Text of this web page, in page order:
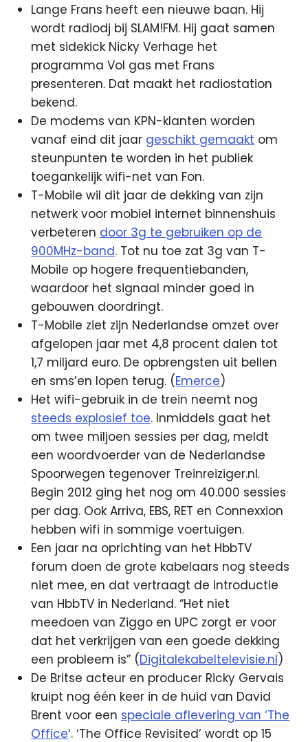
Lange Frans heeft een nieuwe baan. Hij
wordt radiodj bij SLAM!FM. Hij gaat samen
met sidekick Nicky Verhage het
programma Vol gas met Frans
presenteren. Dat maakt het radiostation
bekend.
De modems van KPN-klanten worden
vanaf eind dit jaar geschikt gemaakt om
steunpunten te worden in het publiek
toegankelijk wifi-net van Fon.
T-Mobile wil dit jaar de dekking van zijn
netwerk voor mobiel internet binnenshuis
verbeteren door 3g te gebruiken op de
900MHz-band. Tot nu toe zat 3g van T-
Mobile op hogere frequentiebanden,
waardoor het signaal minder goed in
gebouwen doordringt.
T-Mobile ziet zijn Nederlandse omzet over
afgelopen jaar met 4,8 procent dalen tot
1,7 miljard euro. De opbrengsten uit bellen
en sms’en lopen terug. (Emerce)
Het wifi-gebruik in de trein neemt nog
steeds explosief toe. Inmiddels gaat het
om twee miljoen sessies per dag, meldt
een woordvoerder van de Nederlandse
Spoorwegen tegenover Treinreiziger.nl.
Begin 2012 ging het nog om 40.000 sessies
per dag. Ook Arriva, EBS, RET en Connexxion
hebben wifi in sommige voertuigen.
Een jaar na oprichting van het HbbTV
forum doen de grote kabelaars nog steeds
niet mee, en dat vertraagt de introductie
van HbbTV in Nederland. “Het niet
meedoen van Ziggo en UPC zorgt er voor
dat het verkrijgen van een goede dekking
een probleem is” (Digitalekabeltelevisie.nl)
De Britse acteur en producer Ricky Gervais
kruipt nog één keer in de huid van David
Brent voor een speciale aflevering van ‘The
Office‘. ‘The Office Revisited’ wordt op 15